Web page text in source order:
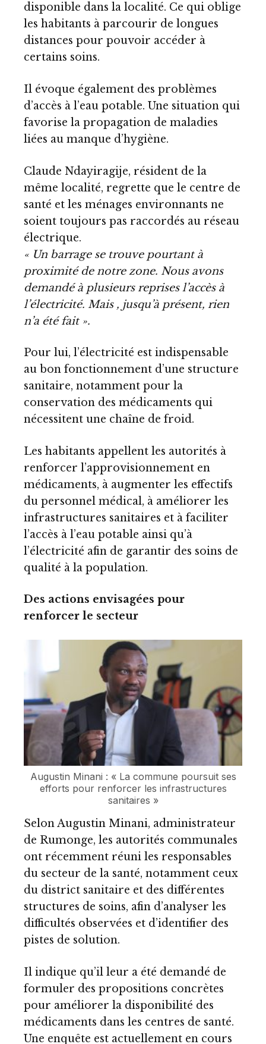
disponible dans la localité. Ce qui oblige
les habitants à parcourir de longues
distances pour pouvoir accéder à
certains soins.
Il évoque également des problèmes
d’accès à l’eau potable. Une situation qui
favorise la propagation de maladies
liées au manque d’hygiène.
Claude Ndayiragije, résident de la
même localité, regrette que le centre de
santé et les ménages environnants ne
soient toujours pas raccordés au réseau
électrique.
« Un barrage se trouve pourtant à
proximité de notre zone. Nous avons
demandé à plusieurs reprises l’accès à
l’électricité. Mais , jusqu’à présent, rien
n’a été fait ».
Pour lui, l’électricité est indispensable
au bon fonctionnement d’une structure
sanitaire, notamment pour la
conservation des médicaments qui
nécessitent une chaîne de froid.
Les habitants appellent les autorités à
renforcer l’approvisionnement en
médicaments, à augmenter les effectifs
du personnel médical, à améliorer les
infrastructures sanitaires et à faciliter
l’accès à l’eau potable ainsi qu’à
l’électricité afin de garantir des soins de
qualité à la population.
Des actions envisagées pour
renforcer le secteur
Augustin Minani : « La commune poursuit ses
efforts pour renforcer les infrastructures
sanitaires »
Selon Augustin Minani, administrateur
de Rumonge, les autorités communales
ont récemment réuni les responsables
du secteur de la santé, notamment ceux
du district sanitaire et des différentes
structures de soins, afin d’analyser les
difficultés observées et d’identifier des
pistes de solution.
Il indique qu’il leur a été demandé de
formuler des propositions concrètes
pour améliorer la disponibilité des
médicaments dans les centres de santé.
Une enquête est actuellement en cours